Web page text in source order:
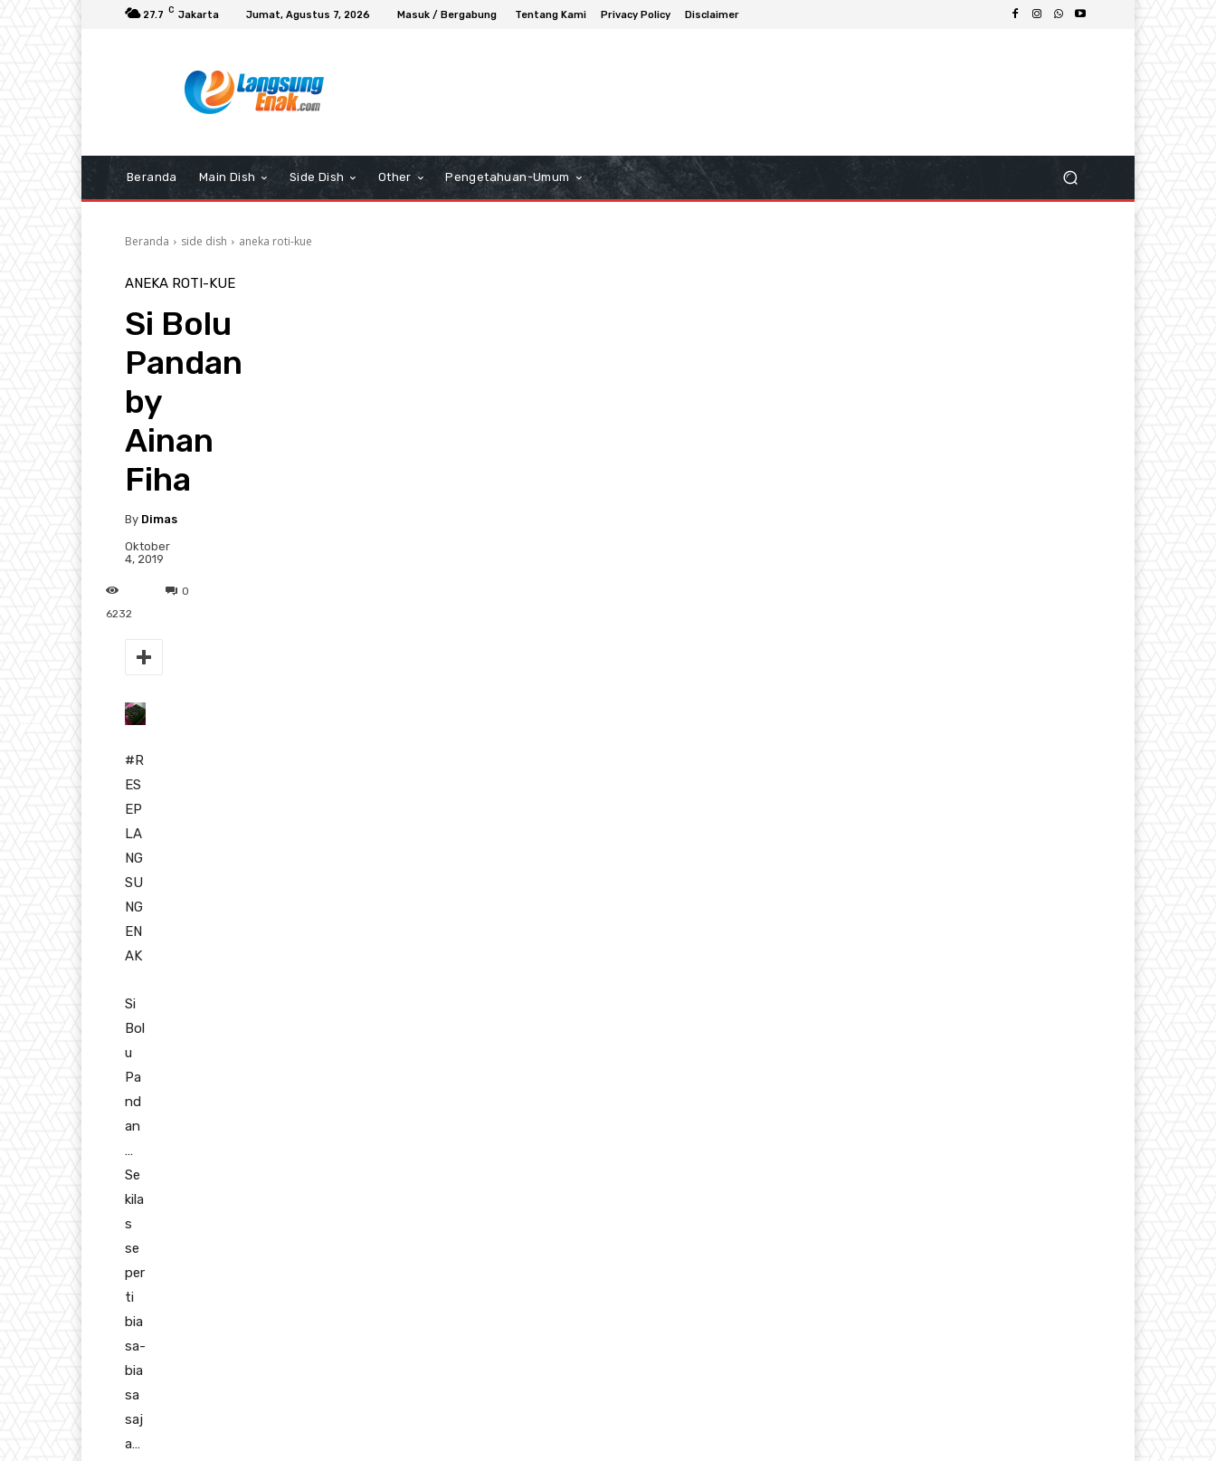
27.7 C Jakarta Jumat, Agustus 7, 2026 Masuk / Bergabung Tentang Kami Privacy Policy Disclaimer
Beranda Main Dish Side Dish Other Pengetahuan-Umum
Beranda side dish aneka roti-kue
ANEKA ROTI-KUE
Si Bolu
Pandan
by
Ainan
Fiha
By Dimas
Oktober
4, 2019
0
6232
#R
ES
EP
LA
NG
SU
NG
EN
AK
Si
Bol
u
Pa
nd
an
…
Se
kila
s
se
per
ti
bia
sa-
bia
sa
saj
a…